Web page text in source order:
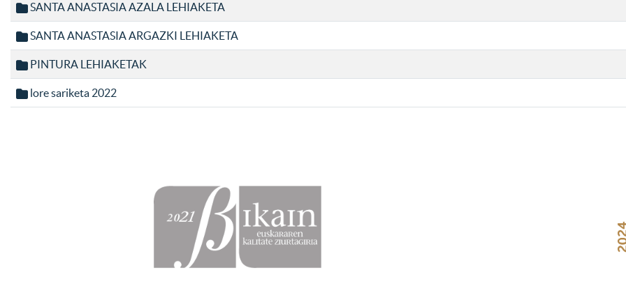
SANTA ANASTASIA AZALA LEHIAKETA
SANTA ANASTASIA ARGAZKI LEHIAKETA
PINTURA LEHIAKETAK
lore sariketa 2022